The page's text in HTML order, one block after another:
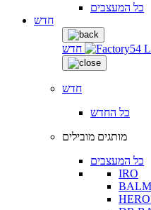
כל המעצבים
חדש
חדש
חדש
כל החדש
מותגים מובילים
כל המעצבים
IRO